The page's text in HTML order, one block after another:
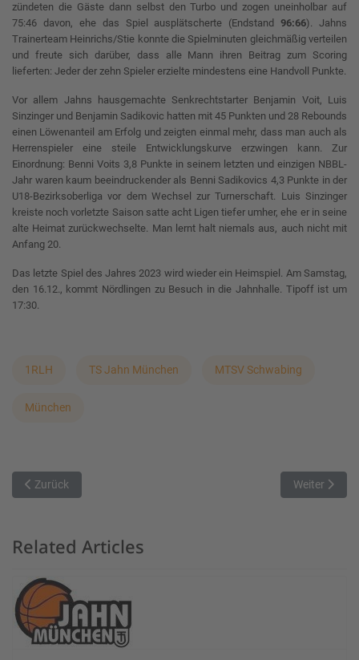
zündeten die Gäste dann selbst den Turbo und zogen uneinholbar auf
75:46 davon, ehe das Spiel ausplätscherte (Endstand96:66). Jahns
Trainerteam Heinrichs/Stie konnte die Spielminuten gleichmäßig verteilen
und freute sich darüber, dass alle Mann ihren Beitrag zum Scoring
lieferten: Jeder der zehn Spieler erzielte mindestens eine Handvoll Punkte.
Vor allem Jahns hausgemachte Senkrechtstarter Benjamin Voit, Luis
Sinzinger und Benjamin Sadikovic hatten mit 45 Punkten und 28 Rebounds
einen Löwenanteil am Erfolg und zeigten einmal mehr, dass man auch als
Herrenspieler eine steile Entwicklungskurve erzwingen kann. Zur
Einordnung: Benni Voits 3,8 Punkte in seinem letzten und einzigen NBBL-
Jahr waren kaum beeindruckender als Benni Sadikovics 4,3 Punkte in der
U18-Bezirksoberliga vor dem Wechsel zur Turnerschaft. Luis Sinzinger
kreiste noch vorletzte Saison satte acht Ligen tiefer umher, ehe er in seine
alte Heimat zurückwechselte. Man lernt halt niemals aus, auch nicht mit
Anfang 20.
Das letzte Spiel des Jahres 2023 wird wieder ein Heimspiel. Am Samstag,
den 16.12., kommt Nördlingen zu Besuch in die Jahnhalle. Tipoff ist um
17:30.
1RLH TS Jahn München MTSV Schwabing
München
Vorheriger Beitrag: Siegesserie findet ein jähes Ende
Zurück Nächster
Weiter
Related Articles